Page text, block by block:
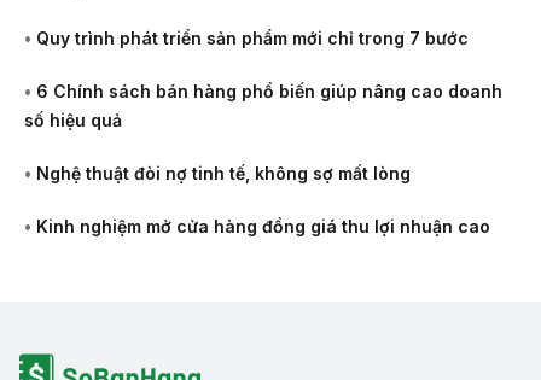
• Quy trình phát triển sản phẩm mới chỉ trong 7 bước
• 6 Chính sách bán hàng phổ biến giúp nâng cao doanh
số hiệu quả
• Nghệ thuật đòi nợ tinh tế, không sợ mất lòng
• Kinh nghiệm mở cửa hàng đồng giá thu lợi nhuận cao